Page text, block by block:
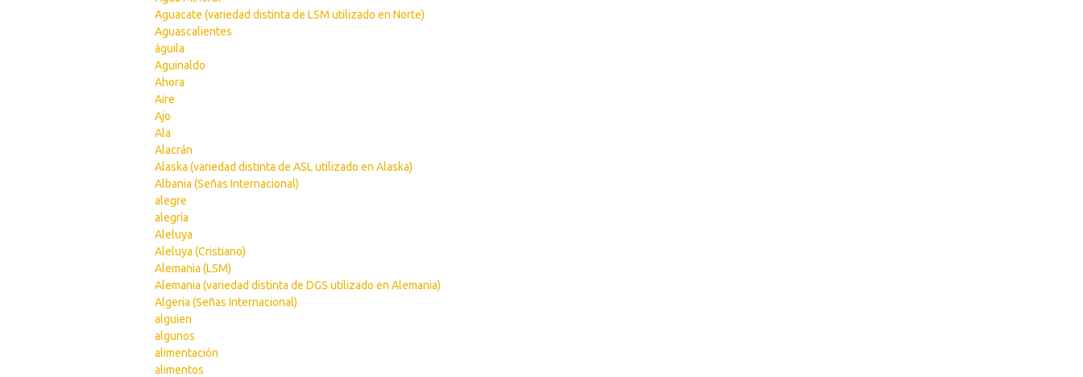
Aguacate (variedad distinta de LSM utilizado en Norte)
Aguascalientes
águila
Aguinaldo
Ahora
Aire
Ajo
Ala
Alacrán
Alaska (variedad distinta de ASL utilizado en Alaska)
Albania (Señas Internacional)
alegre
alegría
Aleluya
Aleluya (Cristiano)
Alemania (LSM)
Alemania (variedad distinta de DGS utilizado en Alemania)
Algeria (Señas Internacional)
alguien
algunos
alimentación
alimentos